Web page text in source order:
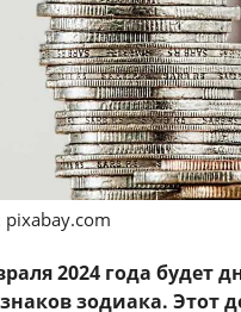
2024 года
знаков зодиака. Этот